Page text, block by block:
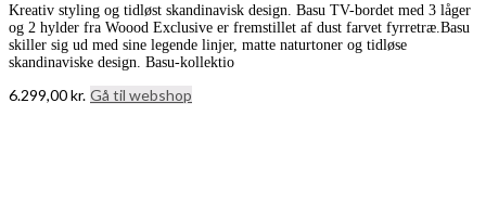
Kreativ styling og tidløst skandinavisk design. Basu TV-bordet med 3 låger
og 2 hylder fra Woood Exclusive er fremstillet af dust farvet fyrretræ.Basu
skiller sig ud med sine legende linjer, matte naturtoner og tidløse
skandinaviske design. Basu-kollektio
6.299,00kr. Gå til webshop